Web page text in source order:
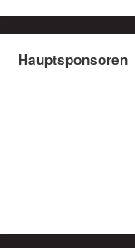
Hauptsponsoren